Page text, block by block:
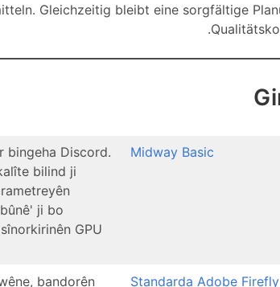
Gleichzeitig bleibt eine sorgfältige
Midway Basic
bingeha Discord.
bilind ji
ji bo
GPU
Standarda Adobe Firefly
bandorên